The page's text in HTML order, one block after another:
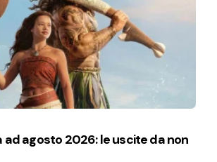
ad agosto 2026: le uscite da non